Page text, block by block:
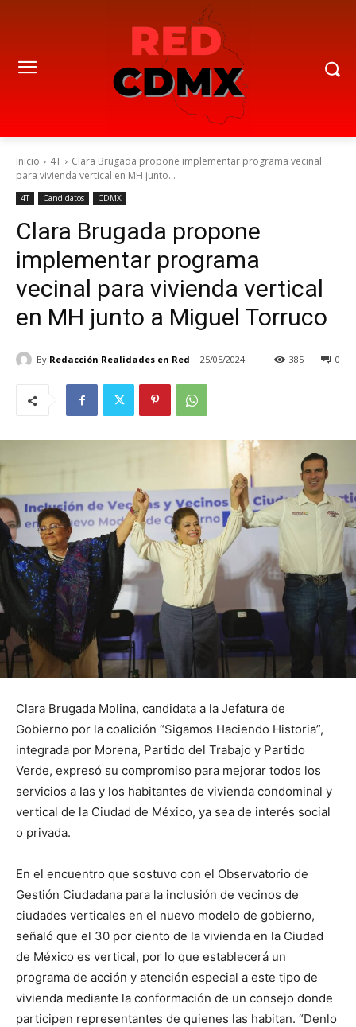
Inicio 4T
Clara Brugada propone implementar programa vecinal
para vivienda vertical en MH junto...
4T Candidatos CDMX
Clara Brugada propone
implementar programa
vecinal para vivienda vertical
en MH junto a Miguel Torruco
By Redacción Realidades en Red 25/05/2024 0
385
Clara Brugada Molina, candidata a la Jefatura de
Gobierno por la coalición “Sigamos Haciendo Historia”,
integrada por Morena, Partido del Trabajo y Partido
Verde, expresó su compromiso para mejorar todos los
servicios a las y los habitantes de vivienda condominal y
vertical de la Ciudad de México, ya sea de interés social
o privada.
En el encuentro que sostuvo con el Observatorio de
Gestión Ciudadana para la inclusión de vecinos de
ciudades verticales en el nuevo modelo de gobierno,
señaló que el 30 por ciento de la vivienda en la Ciudad
de México es vertical, por lo que establecerá un
programa de acción y atención especial a este tipo de
vivienda mediante la conformación de un consejo donde
participen representantes de quienes las habitan. “Denlo